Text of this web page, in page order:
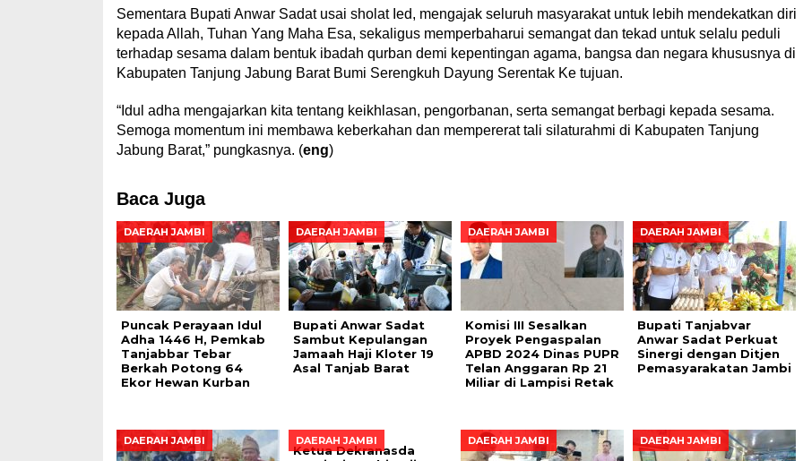
Sementara Bupati Anwar Sadat usai sholat Ied, mengajak seluruh masyarakat untuk lebih mendekatkan diri
kepada Allah, Tuhan Yang Maha Esa, sekaligus memperbaharui semangat dan tekad untuk selalu peduli
terhadap sesama dalam bentuk ibadah qurban demi kepentingan agama, bangsa dan negara khususnya di
Kabupaten Tanjung Jabung Barat Bumi Serengkuh Dayung Serentak Ke tujuan.
“Idul adha mengajarkan kita tentang keikhlasan, pengorbanan, serta semangat berbagi kepada sesama.
Semoga momentum ini membawa keberkahan dan mempererat tali silaturahmi di Kabupaten Tanjung
Jabung Barat,” pungkasnya. (eng)
Baca Juga
DAERAH JAMBI
Puncak Perayaan Idul
Adha 1446 H, Pemkab
Tanjabbar Tebar
Berkah Potong 64
Ekor Hewan Kurban
DAERAH JAMBI
Bupati Anwar Sadat
Sambut Kepulangan
Jamaah Haji Kloter 19
Asal Tanjab Barat
DAERAH JAMBI
Komisi III Sesalkan
Proyek Pengaspalan
APBD 2024 Dinas PUPR
Telan Anggaran Rp 21
Miliar di Lampisi Retak
DAERAH JAMBI
Bupati Tanjabvar
Anwar Sadat Perkuat
Sinergi dengan Ditjen
Pemasyarakatan Jambi
DAERAH JAMBI DAERAH JAMBI
Ketua Dekranasda
DAERAH JAMBI DAERAH JAMBI